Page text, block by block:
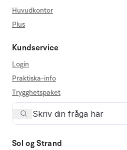
Huvudkontor
Plus
Kundservice
Login
Praktiska-info
Trygghetspaket
Sol og Strand